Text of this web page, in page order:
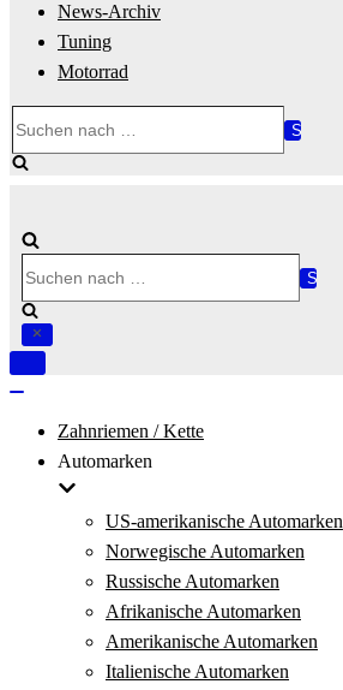
News-Archiv
Tuning
Motorrad
nach …
nach …
Navigation
Zahnriemen / Kette
Automarken
US-amerikanische Automarken
Norwegische Automarken
Russische Automarken
Afrikanische Automarken
Amerikanische Automarken
Italienische Automarken